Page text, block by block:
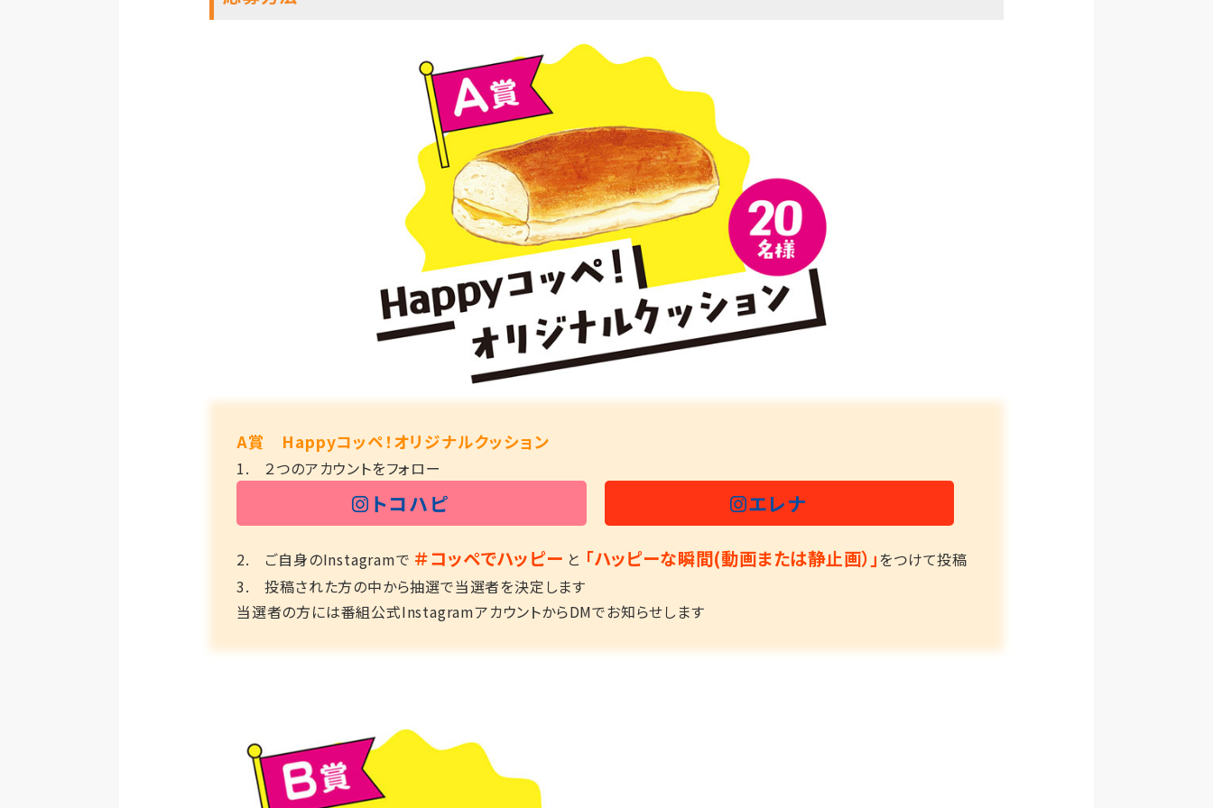
A賞 Happyコッペ！オリジナルクッション
1. ２つのアカウントをフォロー
トコハピ エレナ
2. ご自身のInstagramで ＃コッペでハッピー と 「ハッピーな瞬間(動画または静止画）」をつけて投稿
3. 投稿された方の中から抽選で当選者を決定します
当選者の方には番組公式InstagramアカウントからDMでお知らせします